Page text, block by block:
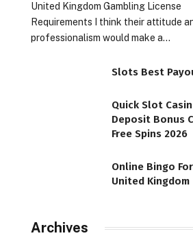
United Kingdom Gambling License
Requirements I think their attitude
professionalism would make a…
Slots Best
Quick Slot
Deposit Bonus
Free Spins 2026
Online Bingo
United Kingdom
Archives